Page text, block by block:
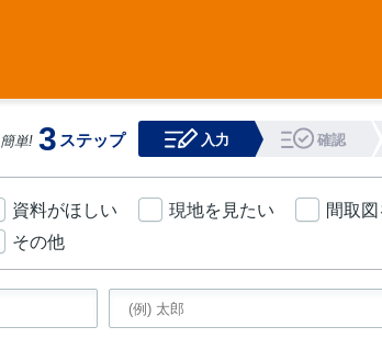
簡単! 3 ステップ 入力 確認
資料がほしい 現地を見たい
間取
その他